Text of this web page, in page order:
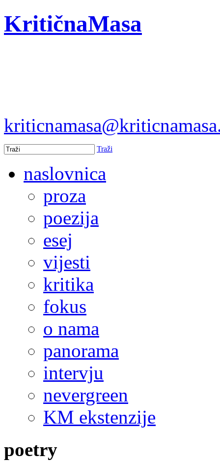
KritičnaMasa
Traži
naslovnica
proza
poezija
esej
vijesti
kritika
fokus
o nama
panorama
intervju
nevergreen
KM ekstenzije
poetry